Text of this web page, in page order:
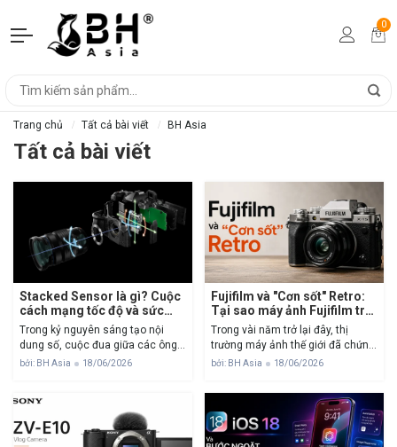
0
Trang chủ Tất cả bài viết BH Asia
Tất cả bài viết
Stacked Sensor là gì? Cuộc
cách mạng tốc độ và sức
mạnh cho máy ảnh hiện đại
Trong kỷ nguyên sáng tạo nội
dung số, cuộc đua giữa các ông
lớn máy ảnh không còn chỉ dừng
Tốc độ....
bởi: BH Asia 18/06/2026
Fujifilm và "Cơn sốt" Retro:
Tại sao máy ảnh Fujifilm trở
thành biểu tượng của giới
trẻ?
Trong vài năm trở lại đây, thị
trường máy ảnh thế giới đã chứng
kiến một hiện tượng lạ lùng: Trong
đua về thông số kỹ thuật, độ...
bởi: BH Asia 18/06/2026